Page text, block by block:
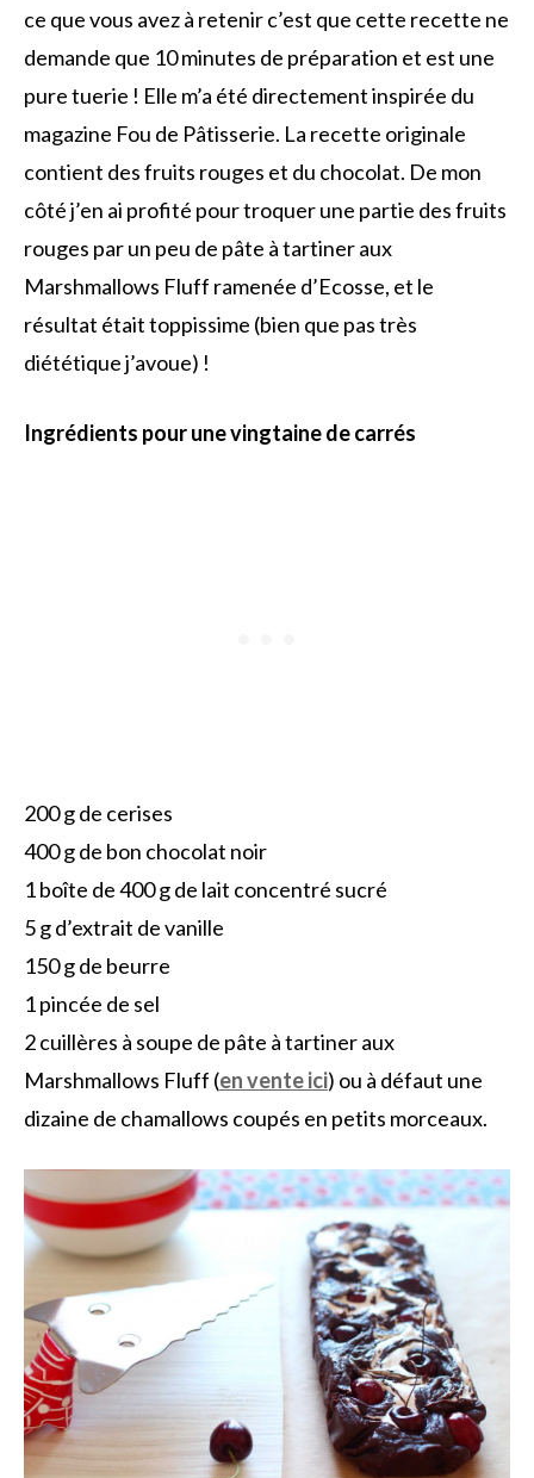
ce que vous avez à retenir c’est que cette recette ne
demande que 10 minutes de préparation et est une
pure tuerie ! Elle m’a été directement inspirée du
magazine Fou de Pâtisserie. La recette originale
contient des fruits rouges et du chocolat. De mon
côté j’en ai profité pour troquer une partie des fruits
rouges par un peu de pâte à tartiner aux
Marshmallows Fluff ramenée d’Ecosse, et le
résultat était toppissime (bien que pas très
diététique j’avoue) !
Ingrédients pour une vingtaine de carrés
200 g de cerises
400 g de bon chocolat noir
1 boîte de 400 g de lait concentré sucré
5 g d’extrait de vanille
150 g de beurre
1 pincée de sel
2 cuillères à soupe de pâte à tartiner aux
Marshmallows Fluff (en vente ici) ou à défaut une
dizaine de chamallows coupés en petits morceaux.